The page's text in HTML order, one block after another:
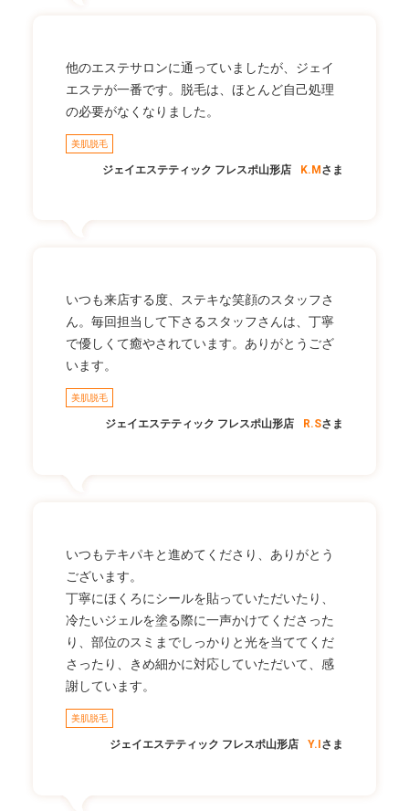
他のエステサロンに通っていましたが、ジェイ
エステが一番です。脱毛は、ほとんど自己処理
の必要がなくなりました。
美肌脱毛
ジェイエステティック フレスポ山形店 K.Mさま
いつも来店する度、ステキな笑顔のスタッフさ
ん。毎回担当して下さるスタッフさんは、丁寧
で優しくて癒やされています。ありがとうござ
います。
美肌脱毛
ジェイエステティック フレスポ山形店 R.Sさま
いつもテキパキと進めてくださり、ありがとう
ございます。
丁寧にほくろにシールを貼っていただいたり、
冷たいジェルを塗る際に一声かけてくださった
り、部位のスミまでしっかりと光を当ててくだ
さったり、きめ細かに対応していただいて、感
謝しています。
美肌脱毛
ジェイエステティック フレスポ山形店 Y.Iさま